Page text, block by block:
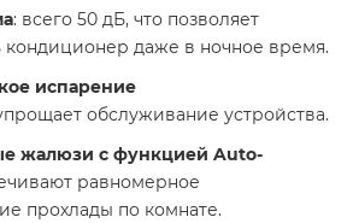
: всего 50 дБ, что позволяет
кондиционер даже в ночное время.
испарение
обслуживание устройства.
жалюзи с функцией Auto-
равномерное
прохлады по комнате.​